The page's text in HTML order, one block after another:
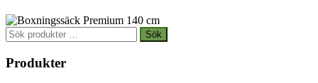
Sök
efter:
Sök
Produkter